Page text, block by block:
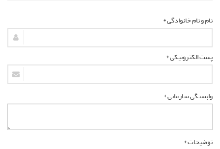
نام و نام خانوادگی *
پست الکترونیکی *
وابستگی سازمانی *
توضیحات *